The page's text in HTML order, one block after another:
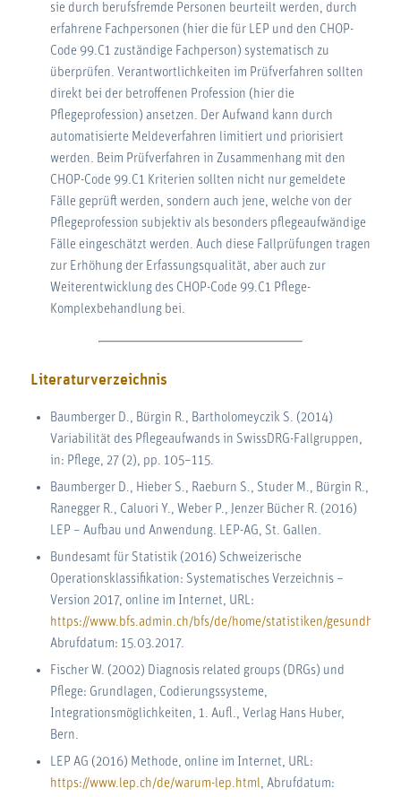
sie durch berufsfremde Personen beurteilt werden, durch
erfahrene Fachpersonen (hier die für LEP und den CHOP-
Code 99.C1 zuständige Fachperson) systematisch zu
überprüfen. Verantwortlichkeiten im Prüfverfahren sollten
direkt bei der betroffenen Profession (hier die
Pflegeprofession) ansetzen. Der Aufwand kann durch
automatisierte Meldeverfahren limitiert und priorisiert
werden. Beim Prüfverfahren in Zusammenhang mit den
CHOP-Code 99.C1 Kriterien sollten nicht nur gemeldete
Fälle geprüft werden, sondern auch jene, welche von der
Pflegeprofession subjektiv als besonders pflegeaufwändige
Fälle eingeschätzt werden. Auch diese Fallprüfungen tragen
zur Erhöhung der Erfassungsqualität, aber auch zur
Weiterentwicklung des CHOP-Code 99.C1 Pflege-
Komplexbehandlung bei.
Literaturverzeichnis
Baumberger D., Bürgin R., Bartholomeyczik S. (2014)
Variabilität des Pflegeaufwands in SwissDRG-Fallgruppen,
in: Pflege, 27 (2), pp. 105–115.
Baumberger D., Hieber S., Raeburn S., Studer M., Bürgin R.,
Ranegger R., Caluori Y., Weber P., Jenzer Bücher R. (2016)
LEP – Aufbau und Anwendung. LEP-AG, St. Gallen.
Bundesamt für Statistik (2016) Schweizerische
Operationsklassifikation: Systematisches Verzeichnis –
Version 2017, online im Internet, URL:
https://www.bfs.admin.ch/bfs/de/home/statistiken/gesundheit/
Abrufdatum: 15.03.2017.
Fischer W. (2002) Diagnosis related groups (DRGs) und
Pflege: Grundlagen, Codierungssysteme,
Integrationsmöglichkeiten, 1. Aufl., Verlag Hans Huber,
Bern.
LEP AG (2016) Methode, online im Internet, URL:
https://www.lep.ch/de/warum-lep.html, Abrufdatum: